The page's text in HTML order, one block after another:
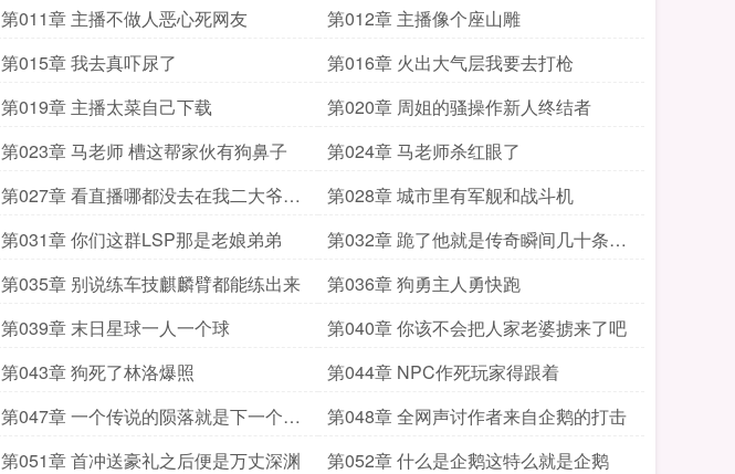
第011章 主播不做人恶心死网友
第012章 主播像个座山雕
第015章 我去真吓尿了
第016章 火出大气层我要去打枪
第019章 主播太菜自己下载
第020章 周姐的骚操作新人终结者
第023章 马老师 槽这帮家伙有狗鼻子
第024章 马老师杀红眼了
第027章 看直播哪都没去在我二大爷家
守灵呢
第028章 城市里有军舰和战斗机
第031章 你们这群LSP那是老娘弟弟
第032章 跪了他就是传奇瞬间几十条氪
金方案
第035章 别说练车技麒麟臂都能练出来
第036章 狗勇主人勇快跑
第039章 末日星球一人一个球
第040章 你该不会把人家老婆掳来了吧
第043章 狗死了林洛爆照
第044章 NPC作死玩家得跟着
第047章 一个传说的陨落就是下一个传
奇的诞生
第048章 全网声讨作者来自企鹅的打击
第051章 首冲送豪礼之后便是万丈深渊
第052章 什么是企鹅这特么就是企鹅